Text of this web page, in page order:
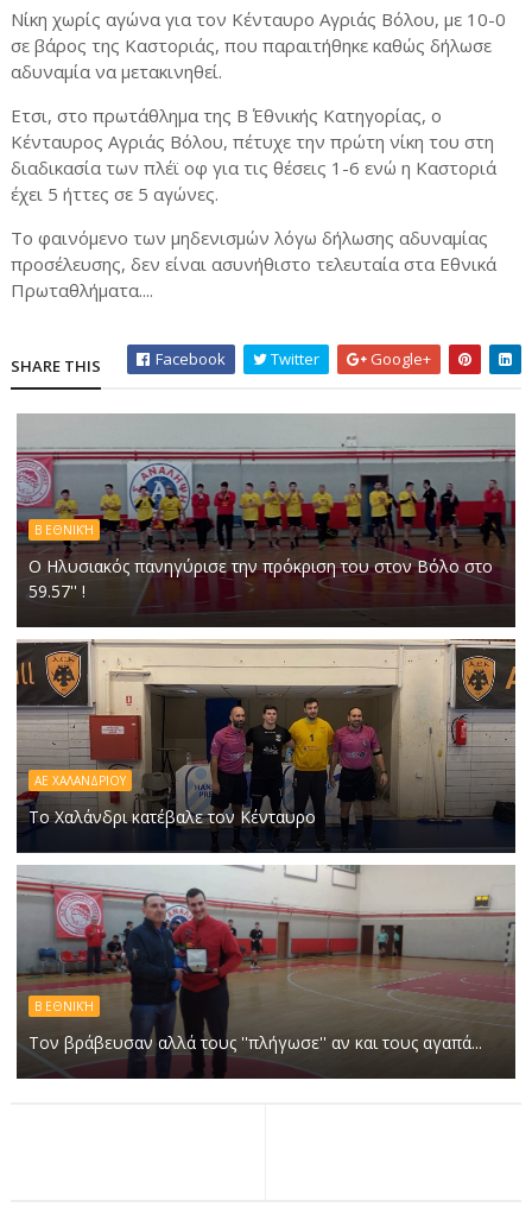
Νίκη χωρίς αγώνα για τον Κένταυρο Αγριάς Βόλου, με 10-0
σε βάρος της Καστοριάς, που παραιτήθηκε καθώς δήλωσε
αδυναμία να μετακινηθεί.
Ετσι, στο πρωτάθλημα της Β΄ Εθνικής Κατηγορίας, ο
Κένταυρος Αγριάς Βόλου, πέτυχε την πρώτη νίκη του στη
διαδικασία των πλέϊ οφ για τις θέσεις 1-6 ενώ η Καστοριά
έχει 5 ήττες σε 5 αγώνες.
Το φαινόμενο των μηδενισμών λόγω δήλωσης αδυναμίας
προσέλευσης, δεν είναι ασυνήθιστο τελευταία στα Εθνικά
Πρωταθλήματα....
SHARE THIS Facebook Twitter Google+
Β ΕΘΝΙΚΉ
Ο Ηλυσιακός πανηγύρισε την πρόκριση του στον Βόλο στο
59.57'' !
ΑΕ ΧΑΛΑΝΔΡΙΟΥ
Το Χαλάνδρι κατέβαλε τον Κένταυρο
Β ΕΘΝΙΚΉ
Τον βράβευσαν αλλά τους ''πλήγωσε'' αν και τους αγαπά...